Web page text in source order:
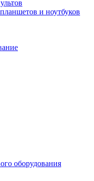
и ноутбуков
оборудования